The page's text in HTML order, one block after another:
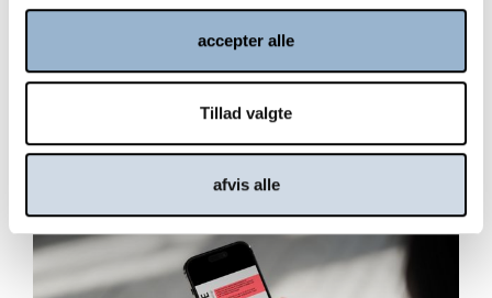
accepter alle
Tillad valgte
afvis alle
Velfærdsteknologi er blandt de tre nye prioriteter på
ældreområdet i regeringens finanslovforslag...